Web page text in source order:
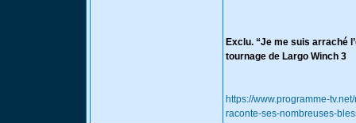
Exclu. “Je me suis arraché
tournage de Largo Winch 3
https://www.programme-
raconte-ses-nombreuses-